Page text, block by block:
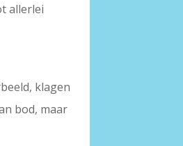
allerlei
klagen
bod, maar